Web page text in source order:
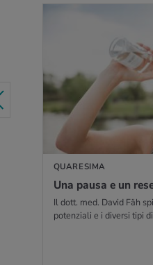
QUARESIMA
Una pausa e un
Il dott. med. David Fäh
potenziali e i diversi tipi
PER